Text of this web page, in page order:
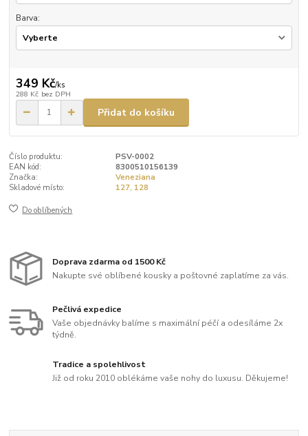
Barva:
349 Kč/ks
288 Kč bez DPH
Přidat do košíku
Číslo produktu:
PSV-0002
EAN kód:
8300510156139
Značka:
Veneziana
Skladové místo:
127, 128
Do oblíbených
Doprava zdarma od 1500 Kč
Nakupte své oblíbené kousky a poštovné zaplatíme za vás.
Pečlivá expedice
Vaše objednávky balíme s maximální péčí a odesíláme 2x
týdně.
Tradice a spolehlivost
Již od roku 2010 oblékáme vaše nohy do luxusu. Děkujeme!